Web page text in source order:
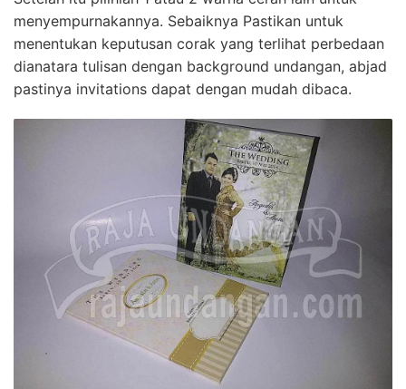
menyempurnakannya. Sebaiknya Pastikan untuk
menentukan keputusan corak yang terlihat perbedaan
dianatara tulisan dengan background undangan, abjad
pastinya invitations dapat dengan mudah dibaca.